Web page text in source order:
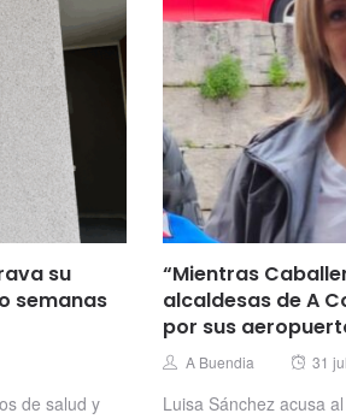
su
semanas
de salud y
“Mientras
alcaldesas de A
por sus
Author
A Buendia 31
Luisa Sánchez acusa